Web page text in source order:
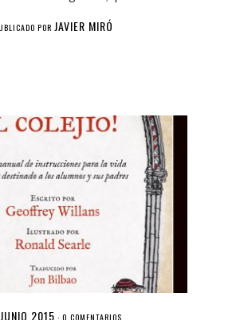
POR JAVIER MIRÓ
2015 ·0 COMENTARIOS